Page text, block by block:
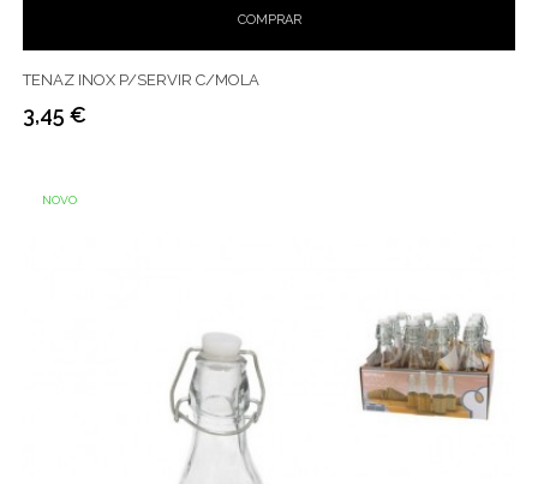
COMPRAR
TENAZ INOX P/SERVIR C/MOLA
Preço
3,45 €
NOVO